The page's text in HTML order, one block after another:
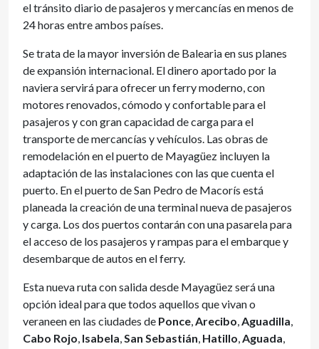
el tránsito diario de pasajeros y mercancías en menos de
24 horas entre ambos países.
Se trata de la mayor inversión de Balearia en sus planes
de expansión internacional. El dinero aportado por la
naviera servirá para ofrecer un ferry moderno, con
motores renovados, cómodo y confortable para el
pasajeros y con gran capacidad de carga para el
transporte de mercancías y vehículos. Las obras de
remodelación en el puerto de Mayagüez incluyen la
adaptación de las instalaciones con las que cuenta el
puerto. En el puerto de San Pedro de Macorís está
planeada la creación de una terminal nueva de pasajeros
y carga. Los dos puertos contarán con una pasarela para
el acceso de los pasajeros y rampas para el embarque y
desembarque de autos en el ferry.
Esta nueva ruta con salida desde Mayagüez será una
opción ideal para que todos aquellos que vivan o
veraneen en las ciudades de Ponce,Arecibo,Aguadilla,
Cabo Rojo, Isabela,San Sebastián, Hatillo,Aguada,